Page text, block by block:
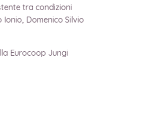
tra condizioni
Domenico Silvio
Eurocoop Jungi